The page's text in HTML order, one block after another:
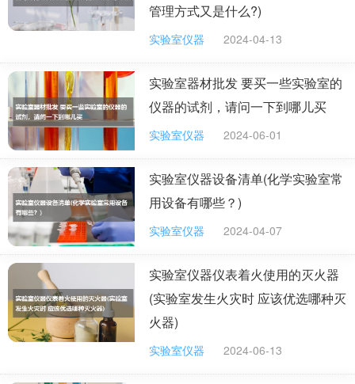
的位置。
电气灭火最好选用什么灭火器
我认为发生电气火灾时可以使用干粉灭火器、二氧化
碳以及四氯化碳等灭火器。但在使用过程中必须要保持足
够的距离。如果是电器设备在运行中着火的话，那么必须
先阶段电源再进行灭火。
电器着火时应选用什么灭火器灭火
干粉灭火器内部装有磷酸铵盐等干粉灭火剂，这种干粉灭火剂具有
易流动性、干燥性，由无机盐和粉碎干燥的添加剂组成，可有效扑
救初起火灾。
二氧化碳气体可以排除空气而包围在燃烧物体的表面或分布于较密
闭的空间中，降低可燃物周围或防护空间内的氧浓度，产生窒息作
用而灭火。
另外，二氧化碳从储存容器中喷出时，会由液体迅速汽化成气体，
而从周围吸收部分热量，起到冷却的作用。
管理方式又是什么?)
实验室仪器 2024-04-13
实验室器材批发 要买一些实验室的
仪器的试剂，请问一下到哪儿买
实验室仪器 2024-06-01
实验室仪器设备清单(化学实验室常
用设备有哪些？)
实验室仪器 2024-04-07
实验室仪器仪表着火使用的灭火器
(实验室发生火灾时 应该优选哪种灭
火器)
实验室仪器 2024-06-13